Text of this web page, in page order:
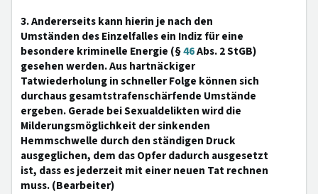
3. Andererseits kann hierin je nach den
Umständen des Einzelfalles ein Indiz für eine
besondere kriminelle Energie (§46Abs. 2 StGB)
gesehen werden. Aus hartnäckiger
Tatwiederholung in schneller Folge können sich
durchaus gesamtstrafenschärfende Umstände
ergeben. Gerade bei Sexualdelikten wird die
Milderungsmöglichkeit der sinkenden
Hemmschwelle durch den ständigen Druck
ausgeglichen, dem das Opfer dadurch ausgesetzt
ist, dass es jederzeit mit einer neuen Tat rechnen
muss. (Bearbeiter)